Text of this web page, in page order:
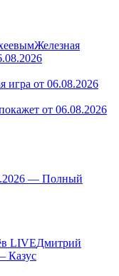
Железная
игра от 06.08.2026
от 06.08.2026
— Полный
Дмитрий
Казус